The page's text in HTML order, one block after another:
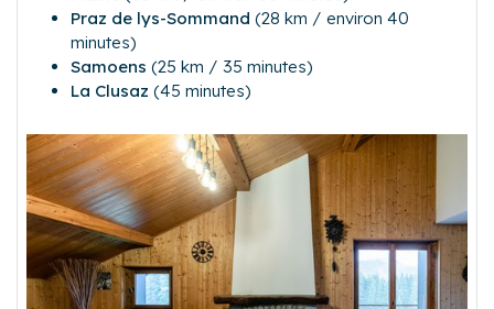
Praz de lys-Sommand (28 km / environ 40
minutes)
Samoens (25 km / 35 minutes)
La Clusaz (45 minutes)